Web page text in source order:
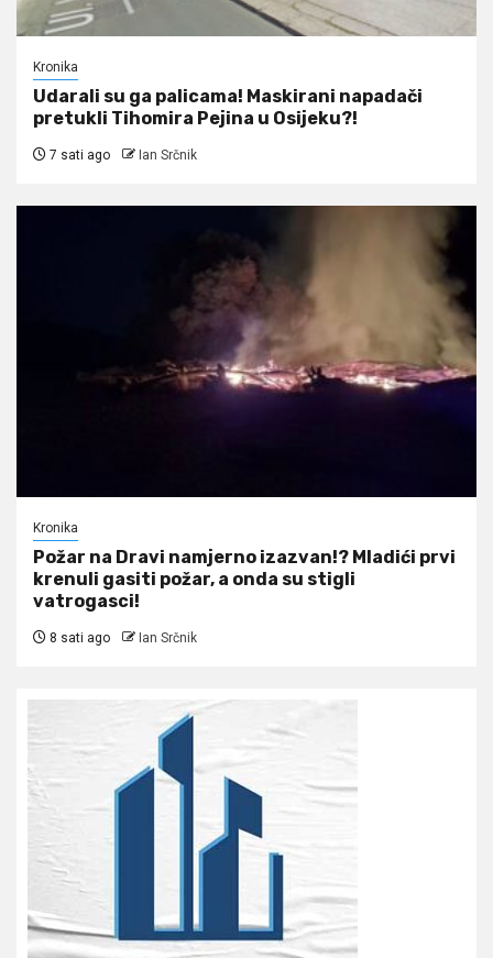
Kronika
Udarali su ga palicama! Maskirani napadači
pretukli Tihomira Pejina u Osijeku?!
7 sati ago Ian Srčnik
Kronika
Požar na Dravi namjerno izazvan!? Mladići prvi
krenuli gasiti požar, a onda su stigli
vatrogasci!
8 sati ago Ian Srčnik